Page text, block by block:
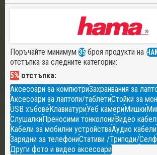
Поръчайте минимум 35 броя продукти на
отстъпка за следните категории:
5% отстъпка:
Аксесоари за компютриЗахранвания за
Аксесоари за лаптопи/таблетиСтойки за
USB хъбовеКлавиатуриУеб камериМишки
СлушалкиПреносими тонколониВидео
Кабели за мобилни устройстваАудио кабели
Зарядни за телефониСтативи /Триподи/
Други фото и видео аксесоари